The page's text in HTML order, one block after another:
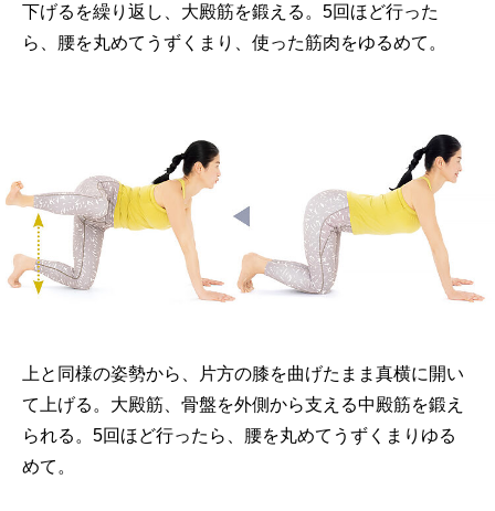
下げるを繰り返し、大殿筋を鍛える。5回ほど行った
ら、腰を丸めてうずくまり、使った筋肉をゆるめて。
上と同様の姿勢から、片方の膝を曲げたまま真横に開い
て上げる。大殿筋、骨盤を外側から支える中殿筋を鍛え
られる。5回ほど行ったら、腰を丸めてうずくまりゆる
めて。